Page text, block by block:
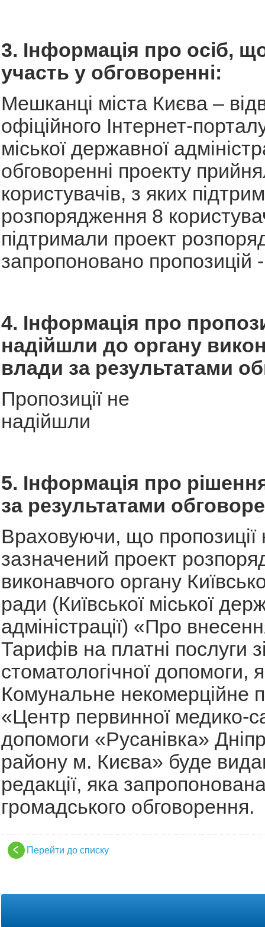
3. Інформація про осіб,
участь у обговоренні:
Мешканці міста Києва –
офіційного Інтернет-
міської державної
обговоренні проекту
користувачів, з яких
розпорядження 8
підтримали проект
запропоновано пропозицій
4. Інформація про
надійшли до органу
влади за результатами
Пропозиції не
5. Інформація про
за результатами
Враховуючи, що
зазначений проект
виконавчого органу
ради (Київської міської
адміністрації) «Про
Тарифів на платні послуги
стоматологічної допомоги,
Комунальне некомерційне
«Центр первинної медико-
допомоги «Русанівка»
району м. Києва» буде
редакції, яка
громадського обговорення.
Перейти до списку